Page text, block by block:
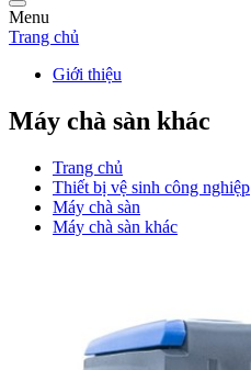
Menu
Trang chủ
Giới thiệu
Máy chà sàn khác
Trang chủ
Thiết bị vệ sinh công nghiệp
Máy chà sàn
Máy chà sàn khác